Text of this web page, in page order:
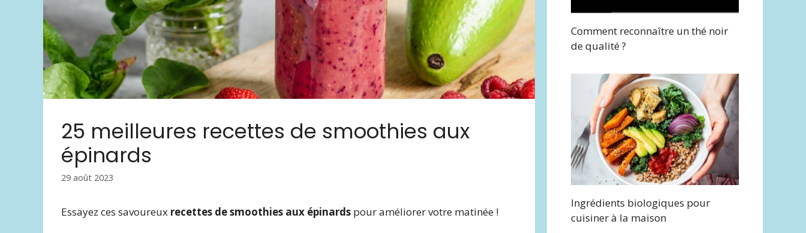
25 meilleures recettes de smoothies aux
épinards
29 août 2023
Essayez ces savoureux recettes de smoothies aux épinards pour améliorer votre matinée !
Comment reconnaître un thé noir
de qualité ?
Ingrédients biologiques pour
cuisiner à la maison